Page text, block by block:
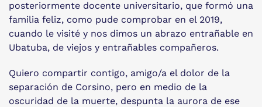
posteriormente docente universitario, que formó una
familia feliz, como pude comprobar en el 2019,
cuando le visité y nos dimos un abrazo entrañable en
Ubatuba, de viejos y entrañables compañeros.
Quiero compartir contigo, amigo/a el dolor de la
separación de Corsino, pero en medio de la
oscuridad de la muerte, despunta la aurora de ese